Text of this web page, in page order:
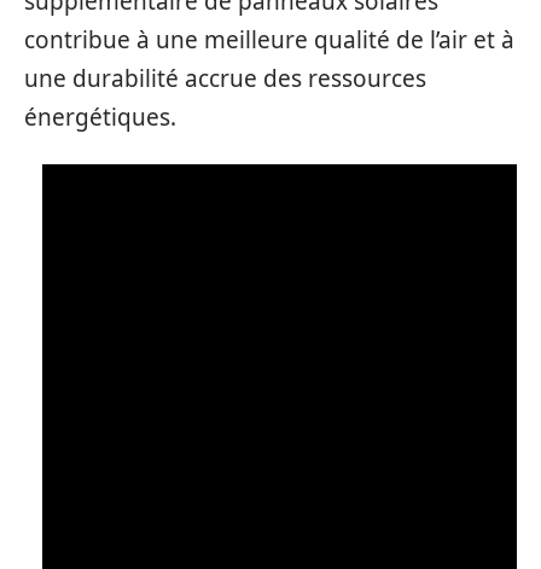
contribue à une meilleure qualité de l’air et à
une durabilité accrue des ressources
énergétiques.